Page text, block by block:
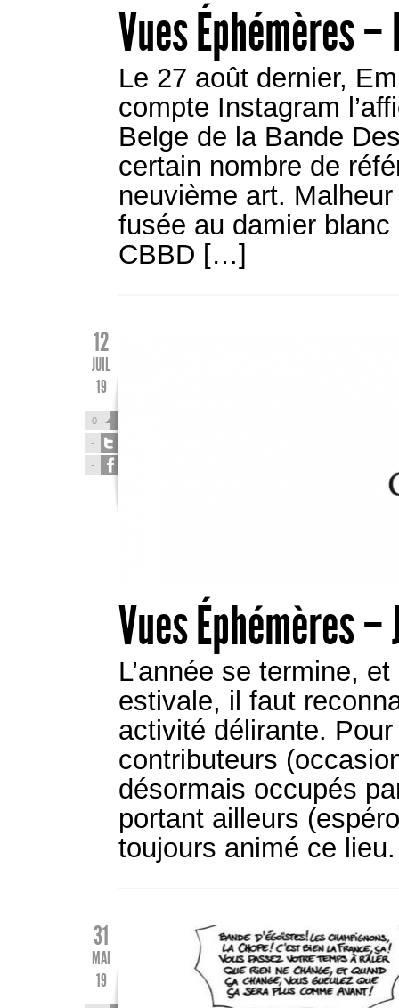
Vues Éphémères
Le 27 août dernier,
compte Instagram
Belge de la Bande
certain nombre de
neuvième art.
fusée au damier
CBBD […]
12
JUIL
19
0
-
-
Vues Éphémères
L’année se termine,
estivale, il faut
activité délirante.
contributeurs
désormais occupés
portant ailleurs
toujours animé ce
31
MAI
19